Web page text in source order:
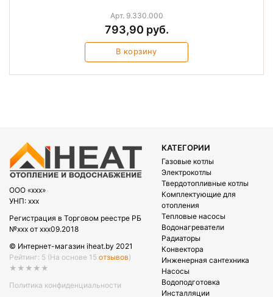
Арт. 9.330.000
793,90 руб.
В корзину
OOO «xxx»
УНП: xxx
Регистрация в Торговом реестре РБ
№xxx от xxx09.2018
© Интернет-магазин iheat.by 2021
Рейтинг: 5 (На основе 15 отзывов)
★★★★★
Политика конфиденциальности
КАТЕГОРИИ
Газовые котлы
Электрокотлы
Твердотопливные котлы
Комплектующие для
отопления
Тепловые насосы
Водонагреватели
Радиаторы
Конвектора
Инженерная сантехника
Насосы
Водоподготовка
Инсталляции